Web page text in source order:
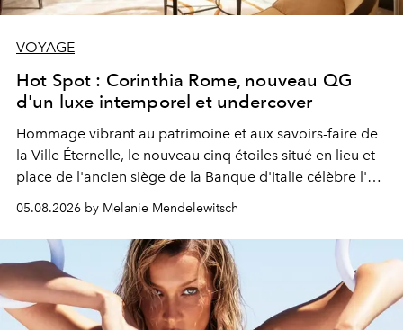
VOYAGE
Hot Spot : Corinthia Rome, nouveau QG
d'un luxe intemporel et undercover
Hommage vibrant au patrimoine et aux savoirs-faire de
la Ville Éternelle, le nouveau cinq étoiles situé en lieu et
place de l'ancien siège de la Banque d'Italie célèbre l'art
de vivre Romain dans toute son élégance intemporelle.
05.08.2026 by Melanie Mendelewitsch